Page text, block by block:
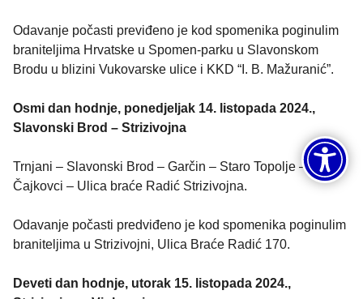
Odavanje počasti previđeno je kod spomenika poginulim
braniteljima Hrvatske u Spomen-parku u Slavonskom
Brodu u blizini Vukovarske ulice i KKD “I. B. Mažuranić”.
Osmi dan hodnje, ponedjeljak 14. listopada 2024.,
Slavonski Brod – Strizivojna
Trnjani – Slavonski Brod – Garčin – Staro Topolje –
Čajkovci – Ulica braće Radić Strizivojna.
Odavanje počasti predviđeno je kod spomenika poginulim
braniteljima u Strizivojni, Ulica Braće Radić 170.
Deveti dan hodnje, utorak 15. listopada 2024.,